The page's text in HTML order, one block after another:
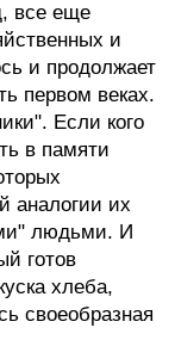
все еще
и
и продолжает
первом веках.
Если кого
в памяти
аналогии их
людьми. И
готов
хлеба,
своеобразная